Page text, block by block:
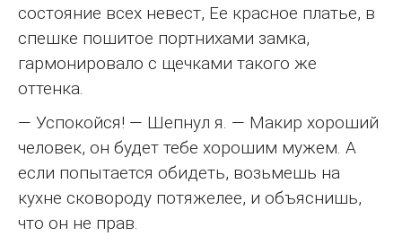
состояние всех невест, Ее красное платье, в
спешке пошитое портнихами замка,
гармонировало с щечками такого же
оттенка.
— Успокойся! — Шепнул я. — Макир хороший
человек, он будет тебе хорошим мужем. А
если попытается обидеть, возьмешь на
кухне сковороду потяжелее, и объяснишь,
что он не прав.